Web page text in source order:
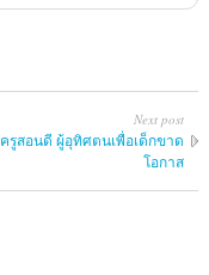
Next post
ครูสอนดี ผู้อุทิศตนเพื่อเด็กขาด
โอกาส